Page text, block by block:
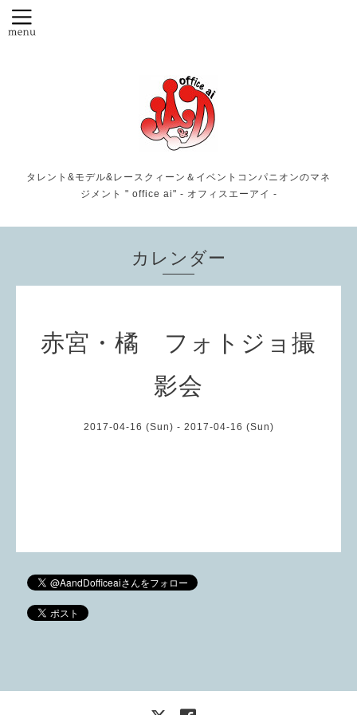
タレント&モデル&レースクィーン＆イベントコンパニオンのマネ
ジメント " office ai" - オフィスエーアイ -
カレンダー
赤宮・橘 フォトジョ撮
影会
2017-04-16 (Sun) - 2017-04-16 (Sun)